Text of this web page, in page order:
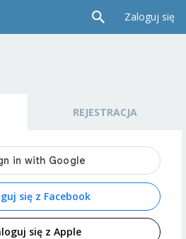
Zaloguj się
REJESTRACJA
się z Facebook
się z Apple